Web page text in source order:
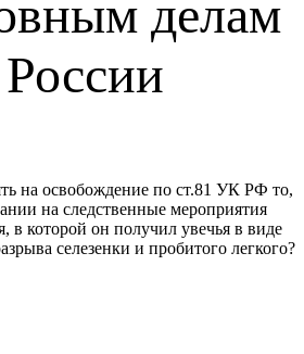
делам
на освобождение по ст.81 УК РФ то,
на следственные мероприятия
в которой он получил увечья в виде
селезенки и пробитого легкого?